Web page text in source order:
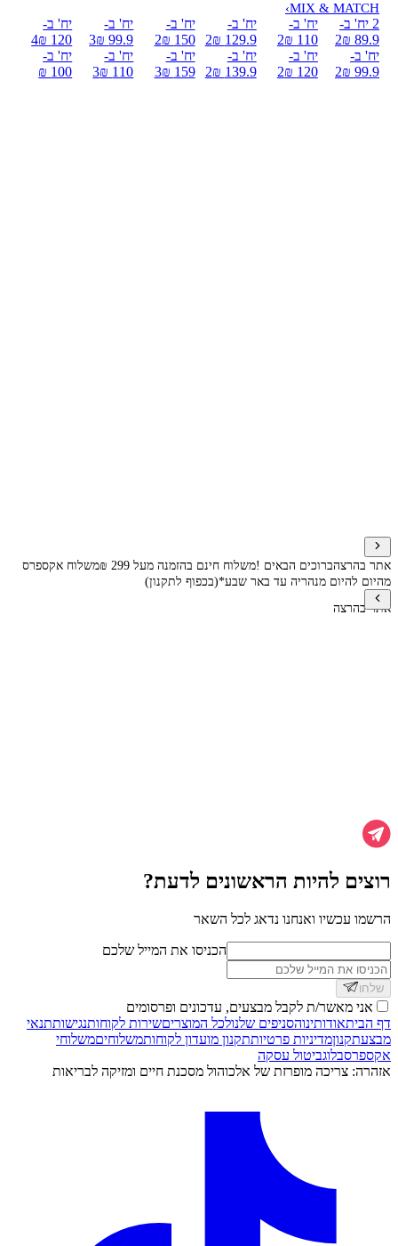
MIX & MATCH
›
2 יח' ב-
89.9 ₪
2
יח' ב-
99.9 ₪
2
יח' ב-
110 ₪
2
יח' ב-
120 ₪
2
יח' ב-
129.9 ₪
2
יח' ב-
139.9 ₪
2
יח' ב-
150 ₪
2
יח' ב-
159 ₪
3
יח' ב-
99.9 ₪
3
יח' ב-
110 ₪
3
יח' ב-
120 ₪
4
יח' ב-
100 ₪
אתר בהרצהברוכים הבאים !משלוח חינם בהזמנה מעל 299 ₪
משלוח אקספרס
מהיום להיום מנהריה עד באר שבע*(בכפוף לתקנון)
אתר בהרצה
רוצים להיות הראשונים לדעת?
הרשמו עכשיו ואנחנו נדאג לכל השאר
הכניסו את המייל שלכם
שלחו
אני מאשר/ת לקבל מבצעים, עדכונים ופרסומים
דף הביתאודותינוהסניפים שלנולכל המוצריםשירות לקוחותנגישותתנאי
מבצעתקנוןמדיניות פרטיותתקנון מועדון לקוחותמשלוחיםמשלוחי
אקספרסבלוגביטול עסקה
אזהרה: צריכה מופרזת של אלכוהול מסכנת חיים ומזיקה לבריאות